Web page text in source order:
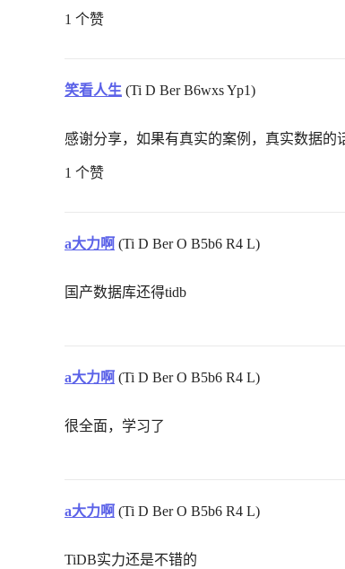
1 个赞
笑看人生 (Ti D Ber B6wxs Yp1)
感谢分享，如果有真实的案例，真实数据的
1 个赞
a大力啊 (Ti D Ber O B5b6 R4 L)
国产数据库还得tidb
a大力啊 (Ti D Ber O B5b6 R4 L)
很全面，学习了
a大力啊 (Ti D Ber O B5b6 R4 L)
TiDB实力还是不错的